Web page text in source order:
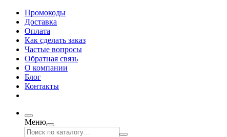
Промокоды
Доставка
Оплата
Как сделать заказ
Частые вопросы
Обратная связь
О компании
Блог
Контакты
Меню